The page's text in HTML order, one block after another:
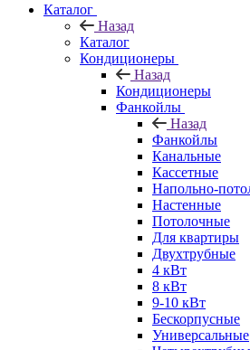
Каталог
Назад
Каталог
Кондиционеры
Назад
Кондиционеры
Фанкойлы
Назад
Фанкойлы
Канальные
Кассетные
Напольно-
Настенные
Потолочные
Для квартиры
Двухтрубные
4 кВт
8 кВт
9-10 кВт
Бескорпусные
Универсальные